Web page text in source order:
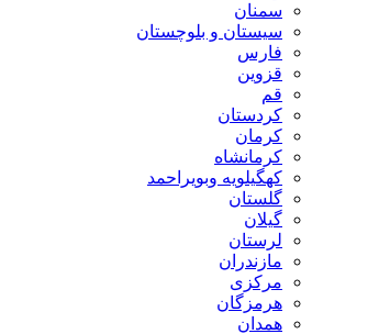
سمنان
سیستان و بلوچستان
فارس
قزوین
قم
کردستان
کرمان
کرمانشاه
کهگیلویه وبویراحمد
گلستان
گیلان
لرستان
مازندران
مرکزی
هرمزگان
همدان